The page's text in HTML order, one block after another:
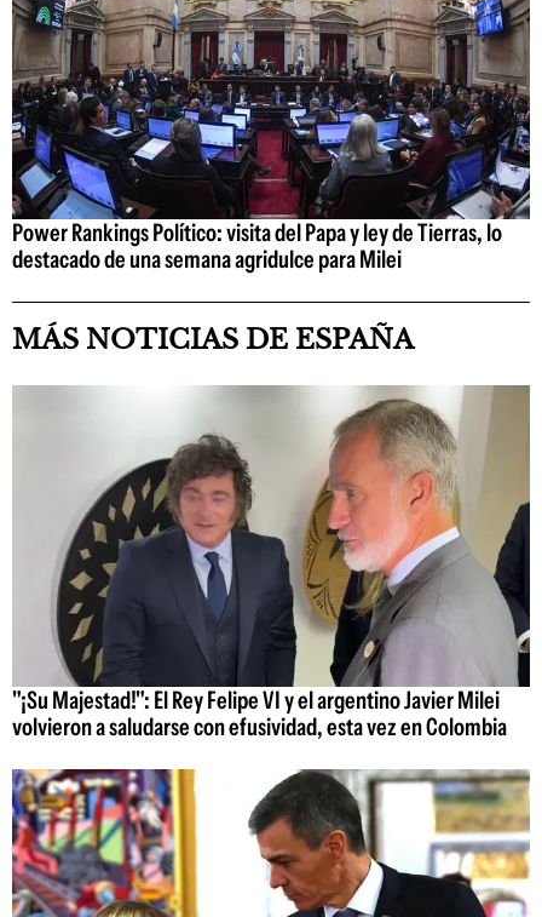
Power Rankings Político: visita del Papa y ley de Tierras, lo
destacado de una semana agridulce para Milei
MÁS NOTICIAS DE ESPAÑA
"¡Su Majestad!": El Rey Felipe VI y el argentino Javier Milei
volvieron a saludarse con efusividad, esta vez en Colombia